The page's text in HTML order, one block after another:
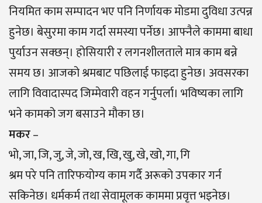
नियमित काम सम्पादन भए पनि निर्णायक मोडमा दुविधा उत्पन्न
हुनेछ। बेसुरमा काम गर्दा समस्या पर्नेछ। आफ्नैले काममा बाधा
पुर्याउन सक्छन्। हाेसियारी र लगनशीलताले मात्र काम बन्ने
समय छ। आजको श्रमबाट पछिलाई फाइदा हुनेछ। अवसरका
लागि विवादास्पद जिम्मेवारी वहन गर्नुपर्ला। भविष्यका लागि
भने कामको जग बसाउने मौका छ।
मकर–
भो, जा, जि, जु, जे, जो, ख, खि, खु, खे, खो, गा, गि
श्रम परे पनि तारिफयोग्य काम गर्दै अरूको उपकार गर्न
सकिनेछ। धर्मकर्म तथा सेवामूलक काममा प्रवृत्त भइनेछ।